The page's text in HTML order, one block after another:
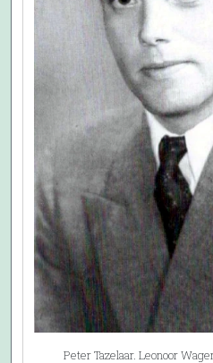
Peter Tazelaar. Leonoor